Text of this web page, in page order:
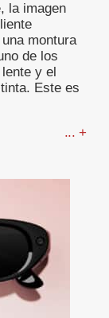
la imagen
montura
de los
y el
Este es
... +